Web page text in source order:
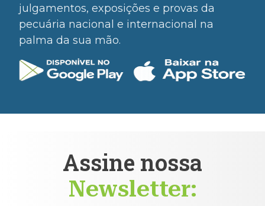
julgamentos, exposições e provas da
pecuária nacional e internacional na
palma da sua mão.
Assine nossa
Newsletter: